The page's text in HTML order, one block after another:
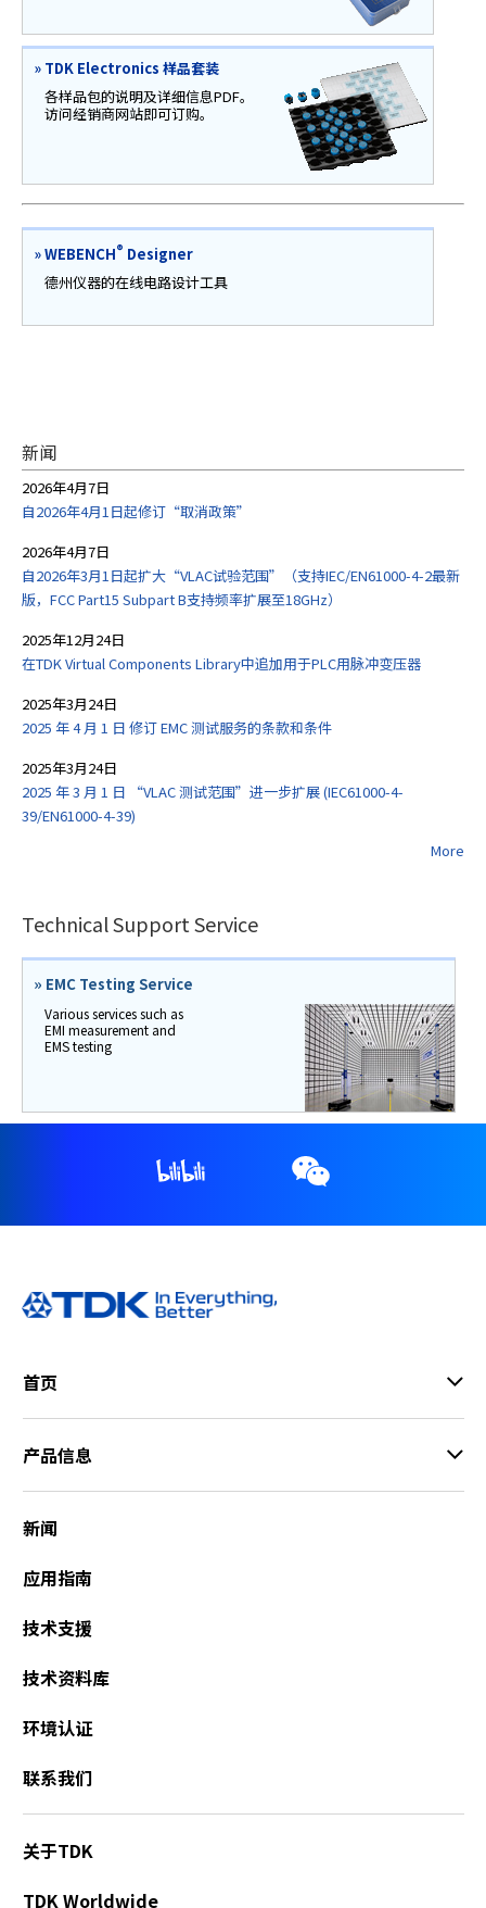
» TDK Electronics 样品套装
各样品包的说明及详细信息PDF。
访问经销商网站即可订购。
»WEBENCH® Designer
德州仪器的在线电路设计工具
新闻
2026年4月7日
自2026年4月1日起修订“取消政策”
2026年4月7日
自2026年3月1日起扩大“VLAC试验范围”（支持IEC/EN61000-4-2最新
版，FCC Part15 Subpart B支持频率扩展至18GHz）
2025年12月24日
在TDK Virtual Components Library中追加用于PLC用脉冲变压器
2025年3月24日
2025 年 4 月 1 日 修订 EMC 测试服务的条款和条件
2025年3月24日
2025 年 3 月 1 日 “VLAC 测试范围”进一步扩展 (IEC61000-4-
39/EN61000-4-39)
More
Technical Support Service
» EMC Testing Service
Various services such as
EMI measurement and
EMS testing
首页
产品信息
新闻
应用指南
技术支援
技术资料库
环境认证
联系我们
关于TDK
TDK Worldwide